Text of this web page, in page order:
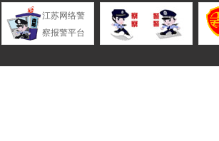
江苏网络警
察报警平台